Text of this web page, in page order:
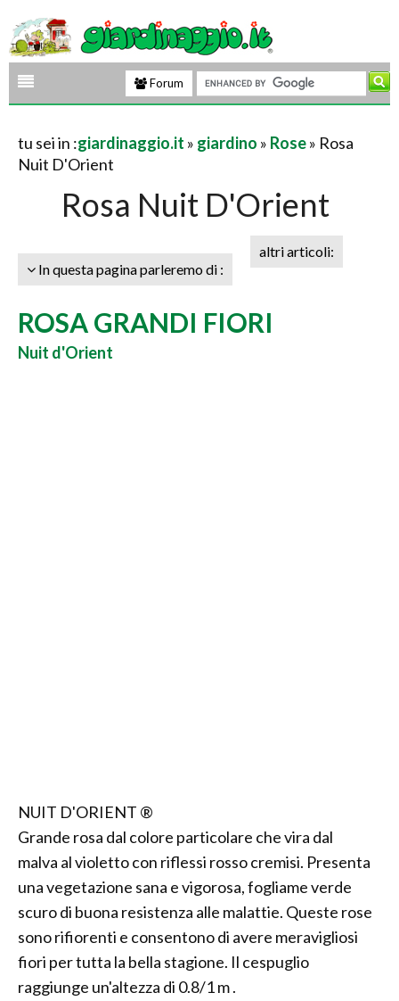
Forum
tu sei in :giardinaggio.it » giardino » Rose» Rosa
Nuit D'Orient
Rosa Nuit D'Orient
In questa pagina parleremo di :
altri articoli:
ROSA GRANDI FIORI
Nuit d'Orient
NUIT D'ORIENT ®
Grande rosa dal colore particolare che vira dal
malva al violetto con riflessi rosso cremisi. Presenta
una vegetazione sana e vigorosa, fogliame verde
scuro di buona resistenza alle malattie. Queste rose
sono rifiorenti e consentono di avere meravigliosi
fiori per tutta la bella stagione. Il cespuglio
raggiunge un'altezza di 0.8/1 m .